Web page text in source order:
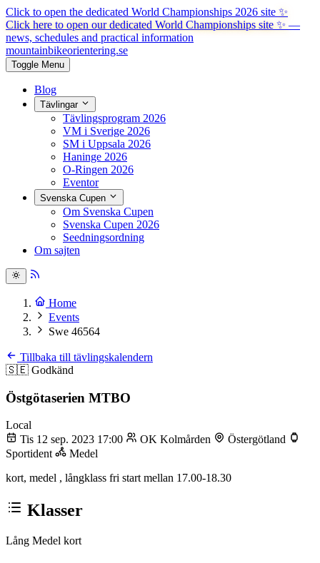
Click to open the dedicated World Championships 2026 site ✨
Click here to open our dedicated World Championships site ✨ —
news, schedules and practical information
mountainbikeorientering.se
Toggle Menu
Blog
Tävlingar
Tävlingsprogram 2026
VM i Sverige 2026
SM i Uppsala 2026
Haninge 2026
O-Ringen 2026
Eventor
Svenska Cupen
Om Svenska Cupen
Svenska Cupen 2026
Seedningsordning
Om sajten
Home
Events
Swe 46564
Tillbaka till tävlingskalendern
🇸🇪 Godkänd
Östgötaserien MTBO
Local
Tis 12 sep. 2023 17:00
OK Kolmården
Östergötland
Sportident
Medel
kort, medel , långklass fri start mellan 17.00-18.30
Klasser
Lång Medel kort